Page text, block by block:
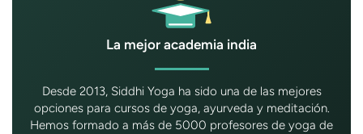
La mejor academia india
Desde 2013, Siddhi Yoga ha sido una de las mejores
opciones para cursos de yoga, ayurveda y meditación.
Hemos formado a más de 5000 profesores de yoga de